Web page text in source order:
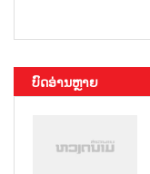
ບົດອ່ານຫຼາຍ